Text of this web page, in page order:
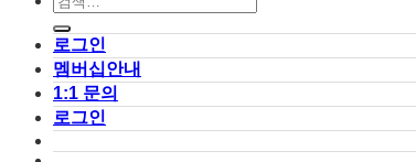
색:
로그인
멤버십안내
1:1 문의
로그인